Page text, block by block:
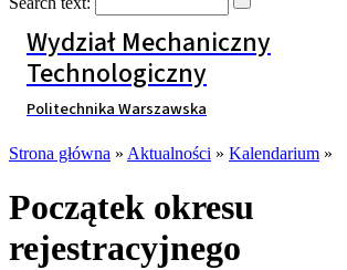
Wydział Mechaniczny
Technologiczny
Politechnika Warszawska
Strona główna » Aktualności » Kalendarium »
Początek okresu
rejestracyjnego